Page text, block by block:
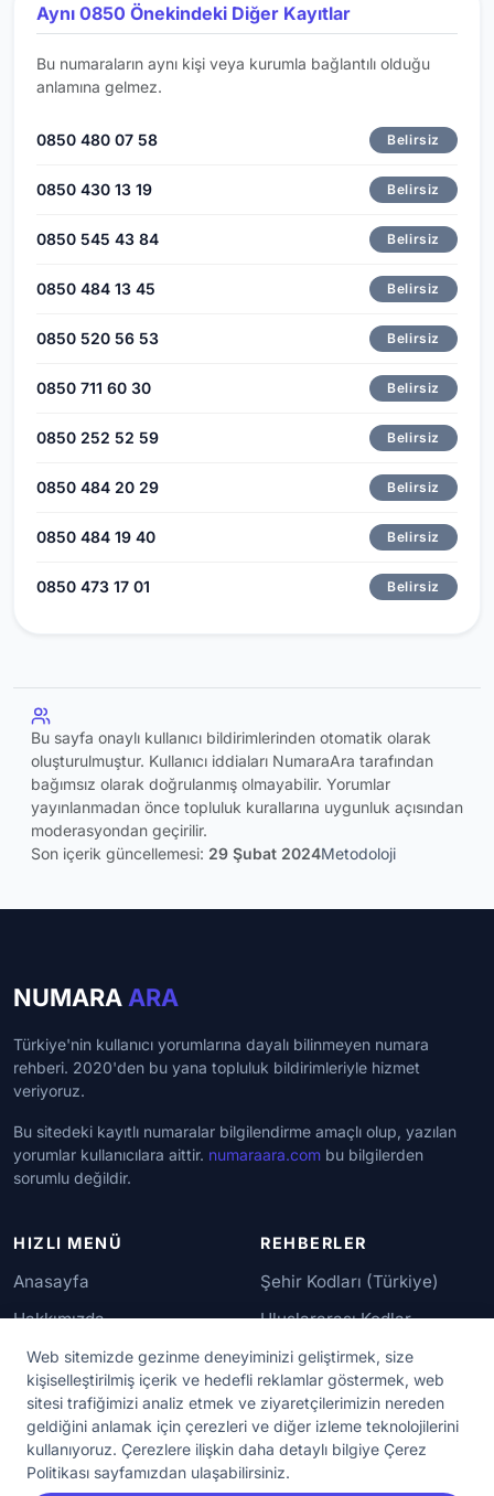
Web sitemizde gezinme deneyiminizi geliştirmek, size
kişiselleştirilmiş içerik ve hedefli reklamlar göstermek, web
sitesi trafiğimizi analiz etmek ve ziyaretçilerimizin nereden
geldiğini anlamak için çerezleri ve diğer izleme teknolojilerini
kullanıyoruz. Çerezlere ilişkin daha detaylı bilgiye Çerez
Politikası sayfamızdan ulaşabilirsiniz.
Aynı 0850 Önekindeki Diğer Kayıtlar
Bu numaraların aynı kişi veya kurumla bağlantılı olduğu
anlamına gelmez.
0850 480 07 58 Belirsiz
0850 430 13 19 Belirsiz
0850 545 43 84 Belirsiz
0850 484 13 45 Belirsiz
0850 520 56 53 Belirsiz
0850 711 60 30 Belirsiz
0850 252 52 59 Belirsiz
0850 484 20 29 Belirsiz
0850 484 19 40 Belirsiz
0850 473 17 01 Belirsiz
Bu sayfa onaylı kullanıcı bildirimlerinden otomatik olarak
oluşturulmuştur. Kullanıcı iddiaları NumaraAra tarafından
bağımsız olarak doğrulanmış olmayabilir. Yorumlar
yayınlanmadan önce topluluk kurallarına uygunluk açısından
moderasyondan geçirilir.
Son içerik güncellemesi: 29 Şubat 2024Metodoloji
NUMARA ARA
Türkiye'nin kullanıcı yorumlarına dayalı bilinmeyen numara
rehberi. 2020'den bu yana topluluk bildirimleriyle hizmet
veriyoruz.
Bu sitedeki kayıtlı numaralar bilgilendirme amaçlı olup, yazılan
yorumlar kullanıcılara aittir. numaraara.com bu bilgilerden
sorumlu değildir.
HIZLI MENÜ
Anasayfa
Hakkımızda
İletişim
REHBERLER
Şehir Kodları (Türkiye)
Uluslararası Kodlar
Güvenilir Numaralar
YASAL KORUMA
Kullanım Koşulları